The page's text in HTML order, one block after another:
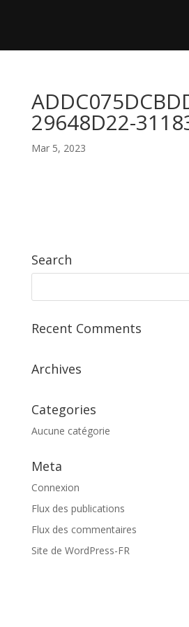
29648D22-
Mar 5, 2023
Search
Recent Comments
Archives
Categories
Aucune catégorie
Meta
Connexion
Flux des publications
Flux des commentaires
Site de WordPress-FR